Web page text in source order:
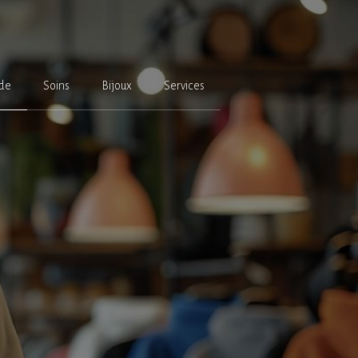
Soins Bijoux Services